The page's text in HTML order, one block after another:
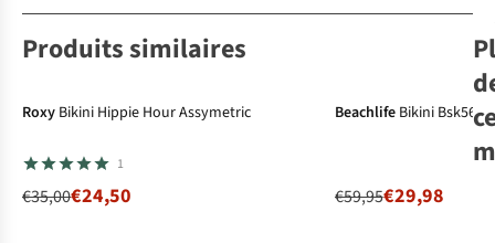
Produits similaires
Roxy Bikini Hippie Hour Assymetric
1
€35,00€24,50
Beachlife Bikini Bsk565B
€59,95€29,98